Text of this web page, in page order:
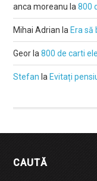
anca moreanu la800
Mihai Adrian la Era
Geor la800 de carti
Stefan la Evitați
CAUTĂ